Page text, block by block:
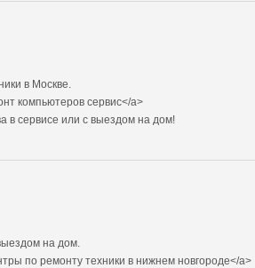
в Москве.
компьютеров сервис</a>
в сервисе или с выездом на дом!
на дом.
по ремонту техники в нижнем новгороде</a>